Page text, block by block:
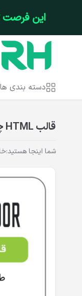
این فرصت
دسته بندی ها
قالب HTML چندمنظوره Linoor، لینور
شما اینجا هستید: